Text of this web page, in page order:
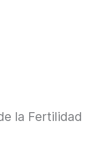
la Fertilidad